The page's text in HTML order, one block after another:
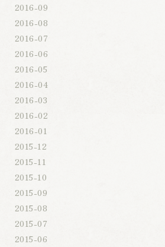
2016-09
2016-08
2016-07
2016-06
2016-05
2016-04
2016-03
2016-02
2016-01
2015-12
2015-11
2015-10
2015-09
2015-08
2015-07
2015-06